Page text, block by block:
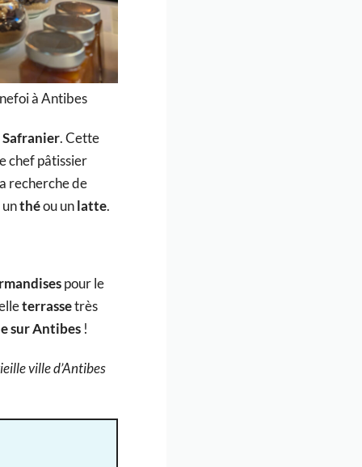
à Antibes
. Cette
chef pâtissier
recherche de
unthéou unlatte.
pour le
terrassetrès
sur Antibes !
ville d’Antibes